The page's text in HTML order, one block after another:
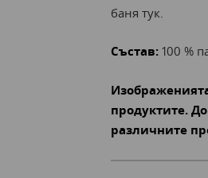
баня тук.
Състав:100 %
продуктите.
различните